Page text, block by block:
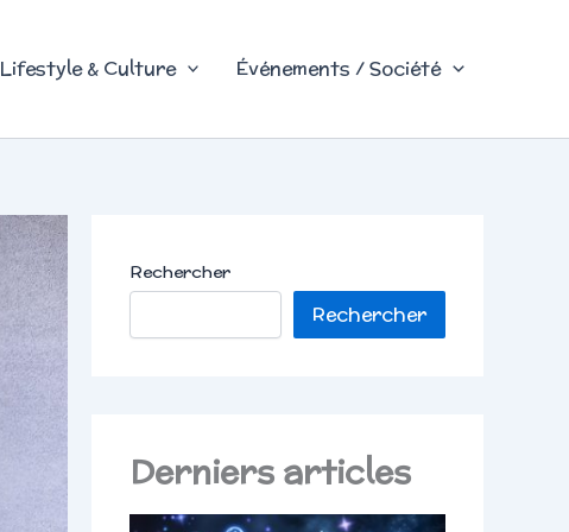
Lifestyle & Culture Événements / Société
Rechercher
Rechercher
Derniers articles